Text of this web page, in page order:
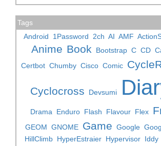
Tags
Android
1Password 2ch AI AMF
Anime Book Bootstrap C CD
Certbot Chumby Cisco Comic
Cyclocross Devsumi
Drama Enduro Flash Flavour Flex
GEOM GNOME Game Google
HillClimb HyperEstraier Hypervisor Iddy